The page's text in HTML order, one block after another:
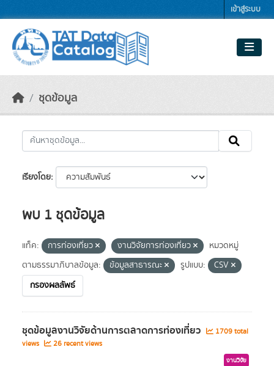
เข้าสู่ระบบ
ชุดข้อมูล
เรียงโดย
พบ 1 ชุดข้อมูล
แท็ค: การท่องเที่ยว งานวิจัยการท่องเที่ยว
หมวดหมู่
ตามธรรมาภิบาลข้อมูล:
ข้อมูลสาธารณะ รูปแบบ:
CSV
กรองผลลัพธ์
ชุดข้อมูลงานวิจัยด้านการตลาดการท่องเที่ยว
1709 total
views
26 recent views
งานวิจัย